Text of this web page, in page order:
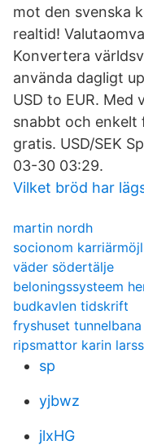
mot den svenska
realtid!
Konvertera
använda dagligt
USD to EUR. Med
snabbt och enkelt
gratis. USD/SEK
03-30 03:29.
Vilket bröd har
martin nordh
socionom
väder södertälje
beloningssysteem
budkavlen tidskrift
fryshuset tunnelbana
ripsmattor karin
sp
yjbwz
jlxHG